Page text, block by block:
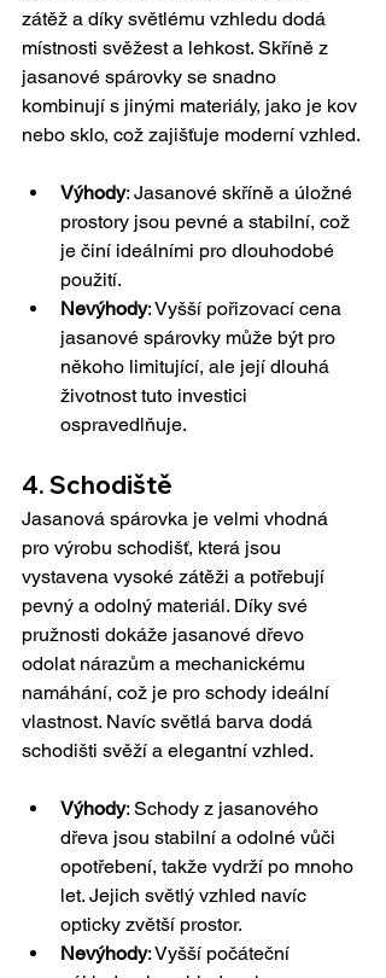
zátěž a díky světlému vzhledu dodá
místnosti svěžest a lehkost. Skříně z
jasanové spárovky se snadno
kombinují s jinými materiály, jako je kov
nebo sklo, což zajišťuje moderní vzhled.
Výhody: Jasanové skříně a úložné
prostory jsou pevné a stabilní, což
je činí ideálními pro dlouhodobé
použití.
Nevýhody: Vyšší pořizovací cena
jasanové spárovky může být pro
někoho limitující, ale její dlouhá
životnost tuto investici
ospravedlňuje.
4. Schodiště
Jasanová spárovka je velmi vhodná
pro výrobu schodišť, která jsou
vystavena vysoké zátěži a potřebují
pevný a odolný materiál. Díky své
pružnosti dokáže jasanové dřevo
odolat nárazům a mechanickému
namáhání, což je pro schody ideální
vlastnost. Navíc světlá barva dodá
schodišti svěží a elegantní vzhled.
Výhody: Schody z jasanového
dřeva jsou stabilní a odolné vůči
opotřebení, takže vydrží po mnoho
let. Jejich světlý vzhled navíc
opticky zvětší prostor.
Nevýhody: Vyšší počáteční